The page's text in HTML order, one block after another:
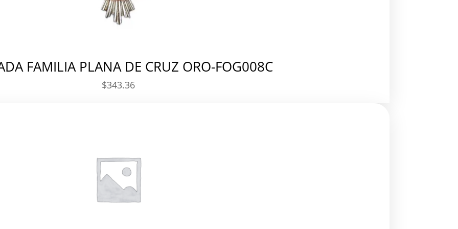
FAMILIA PLANA DE CRUZ ORO-FOG008C
$343.36